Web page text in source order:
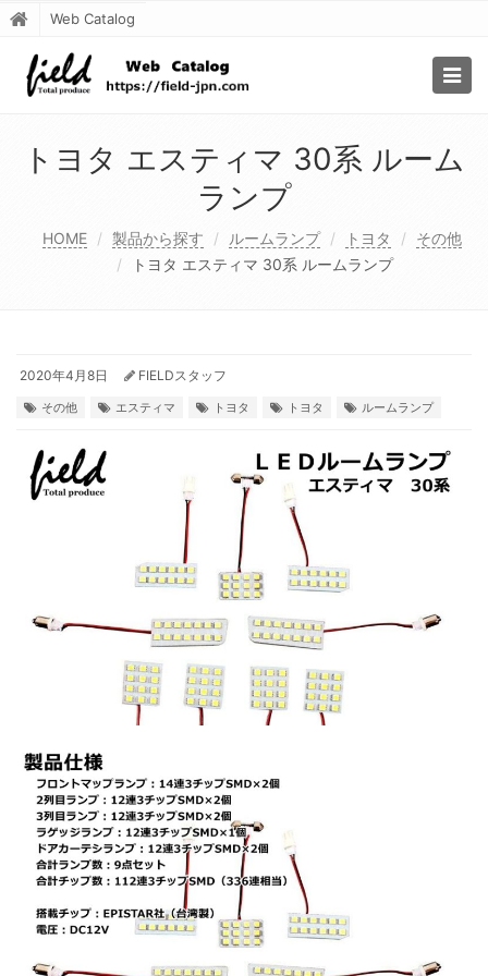
Web Catalog
トヨタ エスティマ 30系 ルーム
ランプ
HOME 製品から探す ルームランプ トヨタ
その他
トヨタ エスティマ 30系 ルームランプ
2020年4月8日 FIELDスタッフ
その他 エスティマ トヨタ トヨタ ルームランプ